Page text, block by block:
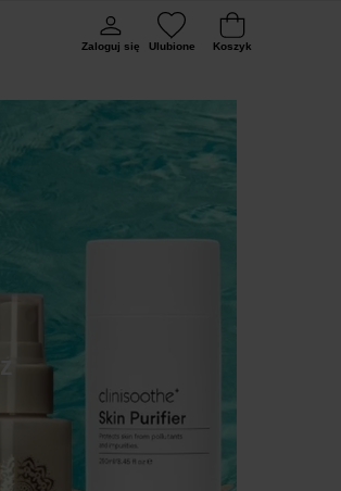
Zaloguj się Ulubione Koszyk